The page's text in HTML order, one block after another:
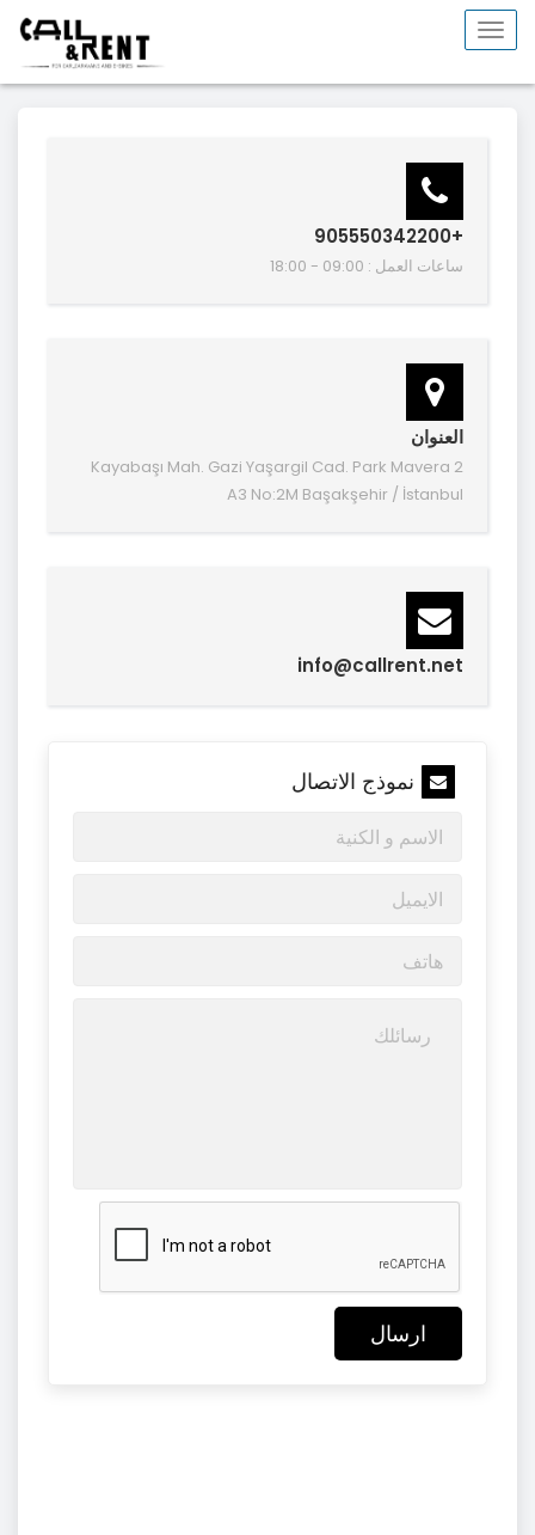
Toggle
+905550342200
ساعات العمل : 09:00 - 18:00
العنوان
Kayabaşı Mah. Gazi Yaşargil Cad. Park Mavera 2
A3 No:2M Başakşehir / İstanbul
info@callrent.net
نموذج الاتصال
ارسال